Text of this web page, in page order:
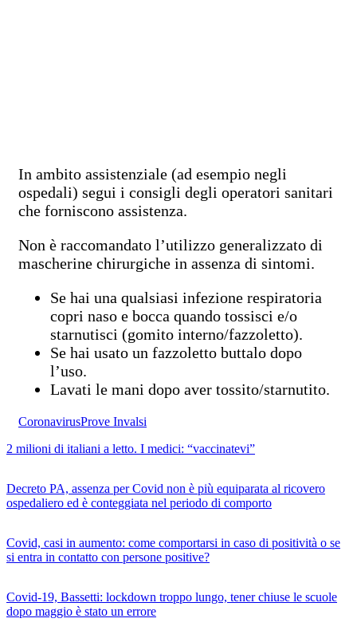
In ambito assistenziale (ad esempio negli
ospedali) segui i consigli degli operatori sanitari
che forniscono assistenza.
Non è raccomandato l’utilizzo generalizzato di
mascherine chirurgiche in assenza di sintomi.
Se hai una qualsiasi infezione respiratoria
copri naso e bocca quando tossisci e/o
starnutisci (gomito interno/fazzoletto).
Se hai usato un fazzoletto buttalo dopo
l’uso.
Lavati le mani dopo aver tossito/starnutito.
CoronavirusProve Invalsi
2 milioni di italiani a letto. I medici: “vaccinatevi”
Decreto PA, assenza per Covid non è più equiparata al ricovero
ospedaliero ed è conteggiata nel periodo di comporto
Covid, casi in aumento: come comportarsi in caso di positività o se
si entra in contatto con persone positive?
Covid-19, Bassetti: lockdown troppo lungo, tener chiuse le scuole
dopo maggio è stato un errore